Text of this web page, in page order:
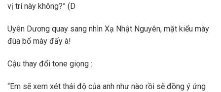
vị trí này không?” (D
Uyên Dương quay sang nhìn Xạ Nhật Nguyên, mặt kiểu mày
đùa bố mày đấy à!
Cậu thay đổi tone giọng :
“Em sẽ xem xét thái độ của anh như nào rồi sẽ đồng ý ứng